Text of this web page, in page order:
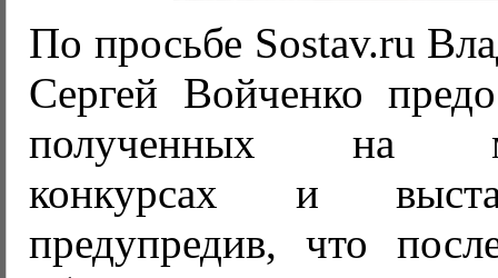
По просьбе Sostav.ru
Сергей Войченко
полученных на
конкурсах и
предупредив, что